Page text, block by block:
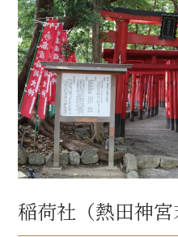
稲荷社（熱田神宮